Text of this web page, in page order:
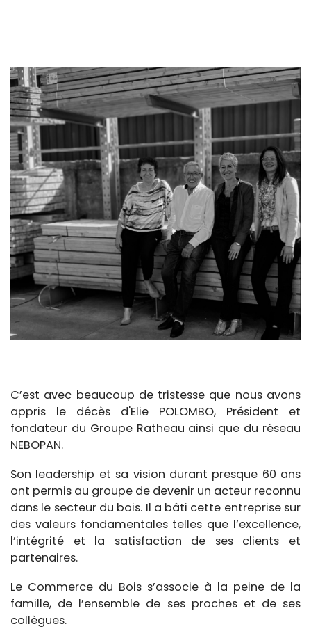
C’est avec beaucoup de tristesse que nous avons
appris le décès d'Elie POLOMBO, Président et
fondateur du Groupe Ratheau ainsi que du réseau
NEBOPAN.
Son leadership et sa vision durant presque 60 ans
ont permis au groupe de devenir un acteur reconnu
dans le secteur du bois. Il a bâti cette entreprise sur
des valeurs fondamentales telles que l’excellence,
l’intégrité et la satisfaction de ses clients et
partenaires.
Le Commerce du Bois s’associe à la peine de la
famille, de l’ensemble de ses proches et de ses
collègues.